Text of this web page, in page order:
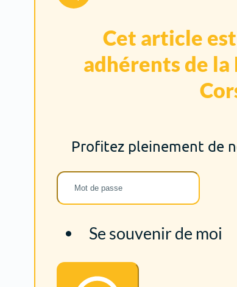
Cet article
adhérents de
Profitez pleinement de
Se souvenir de moi